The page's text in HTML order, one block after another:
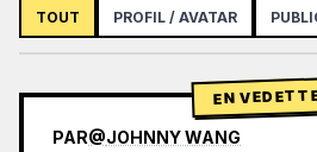
TOUT PROFIL / AVATAR
EN
PAR@JOHNNY WANG